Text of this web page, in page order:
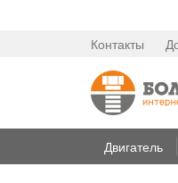
Контакты
Двигатель